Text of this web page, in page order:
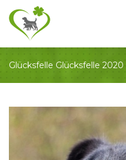
Glücksfelle Glücksfelle 2020